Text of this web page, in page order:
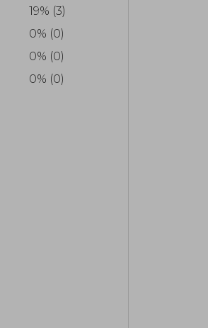
19% (3)
0% (0)
0% (0)
0% (0)